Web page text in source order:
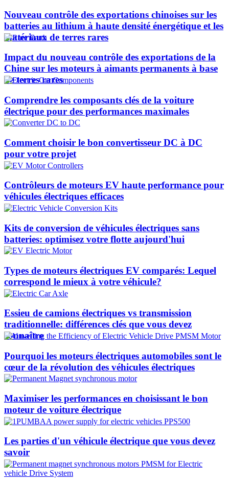
Nouveau contrôle des exportations chinoises sur les
batteries au lithium à haute densité énergétique et les
matériaux de terres rares
Impact du nouveau contrôle des exportations de la
Chine sur les moteurs à aimants permanents à base
de terres rares
Comprendre les composants clés de la voiture
électrique pour des performances maximales
Comment choisir le bon convertisseur DC à DC
pour votre projet
Contrôleurs de moteurs EV haute performance pour
véhicules électriques efficaces
Kits de conversion de véhicules électriques sans
batteries: optimisez votre flotte aujourd'hui
Types de moteurs électriques EV comparés: Lequel
correspond le mieux à votre véhicule?
Essieu de camions électriques vs transmission
traditionnelle: différences clés que vous devez
connaître
Pourquoi les moteurs électriques automobiles sont le
cœur de la révolution des véhicules électriques
Maximiser les performances en choisissant le bon
moteur de voiture électrique
Les parties d'un véhicule électrique que vous devez
savoir